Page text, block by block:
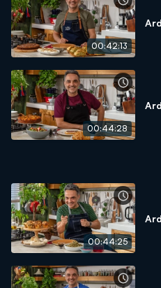
00:42:13
00:44:28
00:44:25